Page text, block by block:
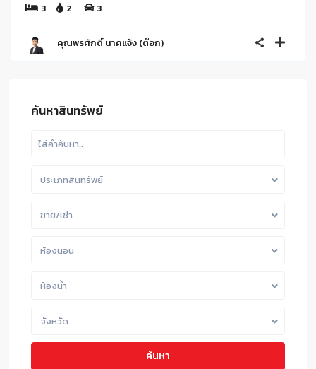
3
2 3
คุณพรศักดิ์ นาคแจ้ง (ต๊อก)
ค้นหาสินทรัพย์
ประเภทสินทรัพย์
ขาย/เช่า
ห้องนอน
ห้องน้ำ
จังหวัด
ค้นหา